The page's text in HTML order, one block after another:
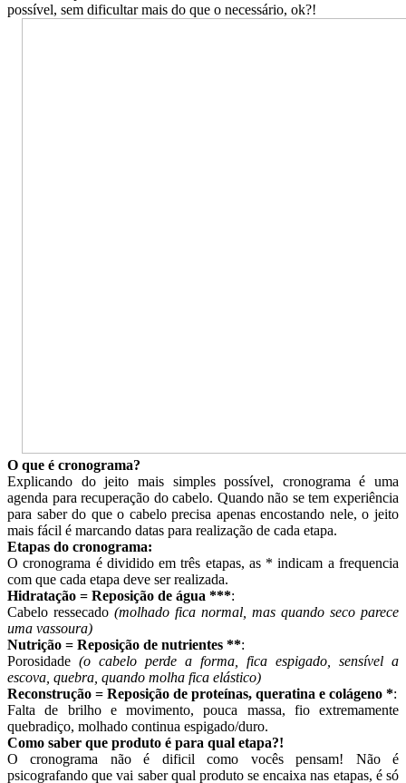
possível, sem dificultar mais do que o necessário, ok?!
O que é cronograma?
Explicando do jeito mais simples possível, cronograma é uma
agenda para recuperação do cabelo. Quando não se tem experiência
para saber do que o cabelo precisa apenas encostando nele, o jeito
mais fácil é marcando datas para realização de cada etapa.
Etapas do cronograma:
O cronograma é dividido em três etapas, as * indicam a frequencia
com que cada etapa deve ser realizada.
Hidratação = Reposição de água ***:
Cabelo ressecado (molhado fica normal, mas quando seco parece
uma vassoura)
Nutrição = Reposição de nutrientes **:
Porosidade (o cabelo perde a forma, fica espigado, sensível a
escova, quebra, quando molha fica elástico)
Reconstrução = Reposição de proteínas, queratina e colágeno *:
Falta de brilho e movimento, pouca massa, fio extremamente
quebradiço, molhado continua espigado/duro.
Como saber que produto é para qual etapa?!
O cronograma não é dificil como vocês pensam! Não é
psicografando que vai saber qual produto se encaixa nas etapas, é só